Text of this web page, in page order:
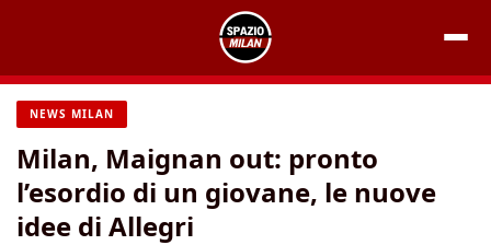
contenuto
NEWS MILAN
Milan, Maignan out: pronto
l’esordio di un giovane, le nuove
idee di Allegri